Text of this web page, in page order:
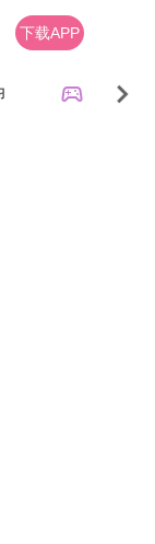
下载APP
sports_esports chevron_right